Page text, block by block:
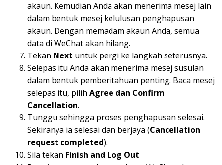
akaun. Kemudian Anda akan menerima mesej lain
dalam bentuk mesej kelulusan penghapusan
akaun. Dengan memadam akaun Anda, semua
data di WeChat akan hilang.
Tekan Next untuk pergi ke langkah seterusnya.
Selepas itu Anda akan menerima mesej susulan
dalam bentuk pemberitahuan penting. Baca mesej
selepas itu, pilih Agree dan Confirm
Cancellation.
Tunggu sehingga proses penghapusan selesai.
Sekiranya ia selesai dan berjaya (Cancellation
request completed).
Sila tekan Finish and Log Out